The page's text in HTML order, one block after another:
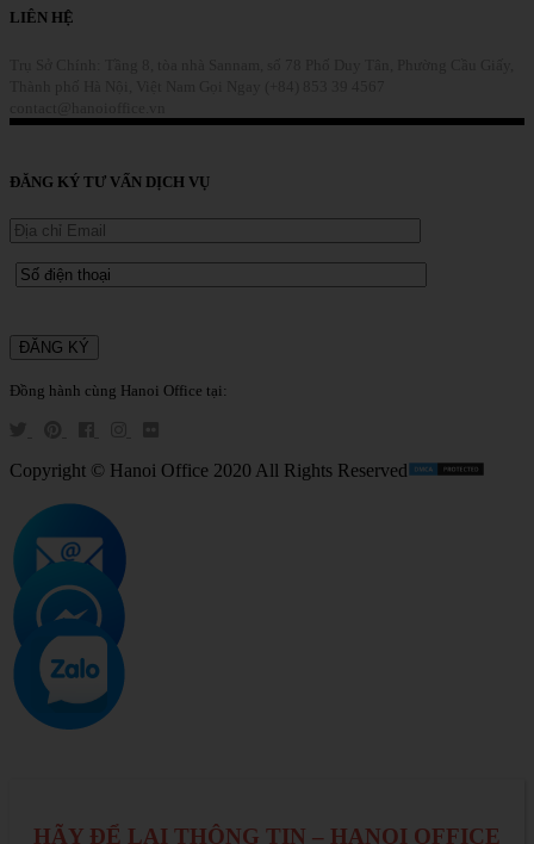
LIÊN HỆ
ĐĂNG KÝ TƯ VẤN DỊCH VỤ
Đồng hành cùng Hanoi Office tại:
Copyright © Hanoi Office 2020 All Rights Reserved
HÃY ĐỂ LẠI THÔNG TIN – HANOI OFFICE